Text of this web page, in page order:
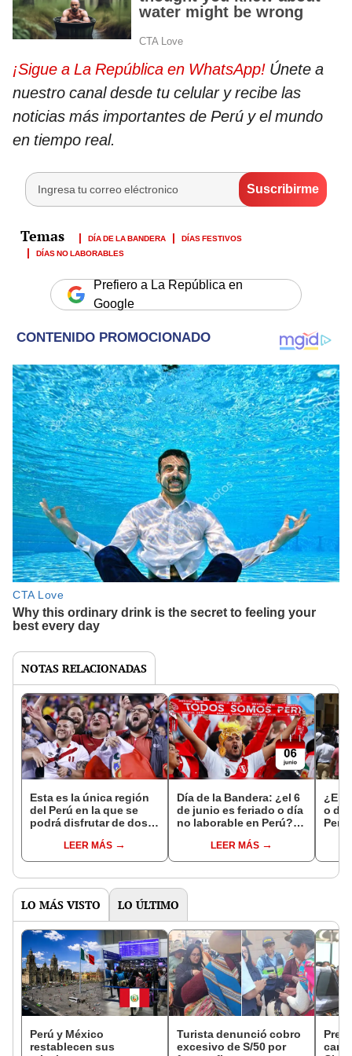
¡Sigue a La República en WhatsApp! Únete a
nuestro canal desde tu celular y recibe las
noticias más importantes de Perú y el mundo
en tiempo real.
DÍA DE LA BANDERA
DÍAS FESTIVOS
DÍAS NO LABORABLES
Prefiero a La República en
Google
NOTAS RELACIONADAS
Esta es la única región
del Perú en la que se
podrá disfrutar de dos
este 6 y 7 de junio
LEER MÁS
Día de la Bandera: ¿el 6
de junio es feriado o día
no laborable en Perú?,
El PeruanoLEER MÁS
¿El
o día
LO MÁS VISTO LO ÚLTIMO
Perú y México
restablecen sus
Turista denunció cobro
excesivo de S/50 por